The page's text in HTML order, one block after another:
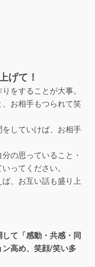
げて！
をすることが大事。
お相手もつられて笑
していけば、お相手
の思っていること・
ってください。
、お互い話も盛り上
て「感動・共感・同
高め、笑顔/笑い多